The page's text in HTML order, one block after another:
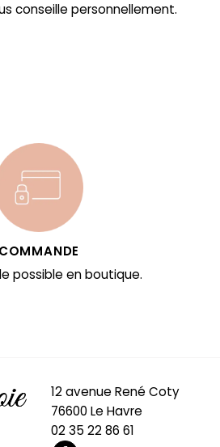
conseille personnellement.
COMMANDE
possible en boutique.
12 avenue René Coty
76600 Le Havre
02 35 22 86 61